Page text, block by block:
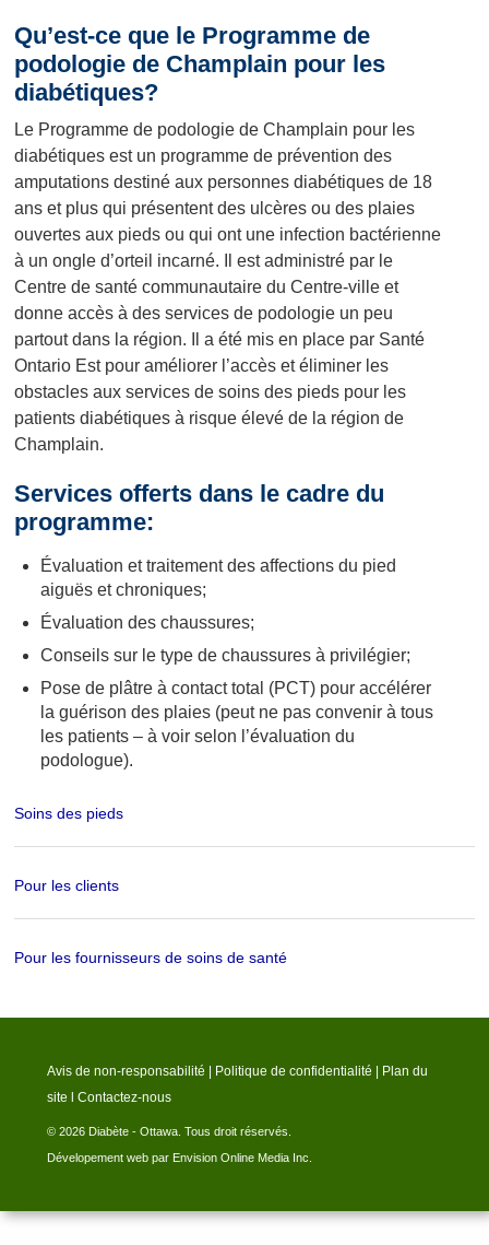
Qu’est-ce que le Programme de
podologie de Champlain pour les
diabétiques?
Le Programme de podologie de Champlain pour les
diabétiques est un programme de prévention des
amputations destiné aux personnes diabétiques de 18
ans et plus qui présentent des ulcères ou des plaies
ouvertes aux pieds ou qui ont une infection bactérienne
à un ongle d’orteil incarné. Il est administré par le
Centre de santé communautaire du Centre-ville et
donne accès à des services de podologie un peu
partout dans la région. Il a été mis en place par Santé
Ontario Est pour améliorer l’accès et éliminer les
obstacles aux services de soins des pieds pour les
patients diabétiques à risque élevé de la région de
Champlain.
Services offerts dans le cadre du
programme:
Évaluation et traitement des affections du pied
aiguës et chroniques;
Évaluation des chaussures;
Conseils sur le type de chaussures à privilégier;
Pose de plâtre à contact total (PCT) pour accélérer
la guérison des plaies (peut ne pas convenir à tous
les patients – à voir selon l’évaluation du
podologue).
Soins des pieds
Pour les clients
Pour les fournisseurs de soins de santé
Avis de non-responsabilité Politique de confidentialité
Plan du
site
lContactez-nous
© 2026 Diabète - Ottawa. Tous droit réservés.
Dévelopement web par Envision Online Media Inc.